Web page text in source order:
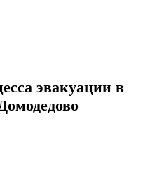
эвакуации в